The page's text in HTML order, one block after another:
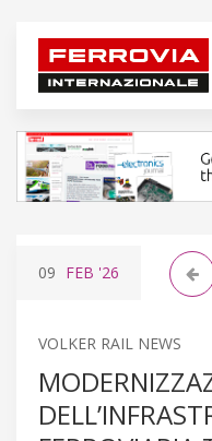
09 FEB '26
VOLKER RAIL NEWS